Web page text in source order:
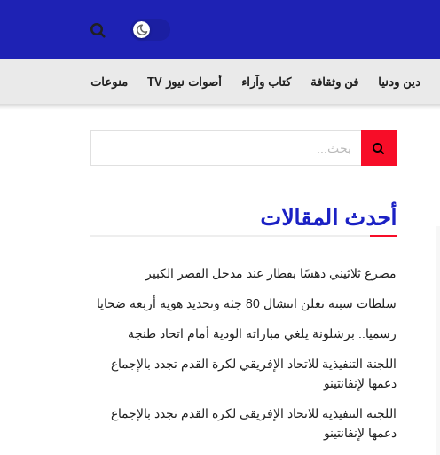
دين ودنيا فن وثقافة كتاب وآراء أصوات نيوز TV منوعات
أحدث المقالات
مصرع ثلاثيني دهسًا بقطار عند مدخل القصر الكبير
سلطات سبتة تعلن انتشال 80 جثة وتحديد هوية أربعة ضحايا
رسميا.. برشلونة يلغي مباراته الودية أمام اتحاد طنجة
اللجنة التنفيذية للاتحاد الإفريقي لكرة القدم تجدد بالإجماع
دعمها لإنفانتينو
اللجنة التنفيذية للاتحاد الإفريقي لكرة القدم تجدد بالإجماع
دعمها لإنفانتينو